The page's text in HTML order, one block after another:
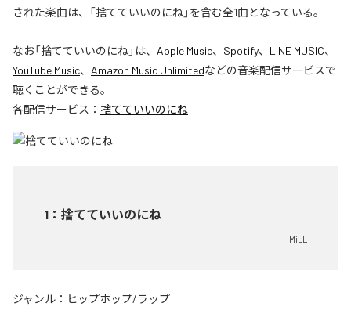
された楽曲は、「捨てていいのにね」を含む全1曲となっている。
なお「捨てていいのにね」は、 Apple Music、 Spotify、 LINE MUSIC、
YouTube Music、 Amazon Music Unlimitedなどの音楽配信サービスで
聴くことができる。
各配信サービス： 捨てていいのにね
1 ： 捨てていいのにね
MiLL
ジャンル： ヒップホップ/ラップ